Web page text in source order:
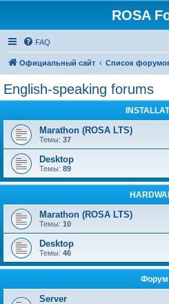
ROSA
FAQ
Официальный сайт Список
English-speaking forums
Marathon (ROSA LTS)
Темы: 37
Desktop
Темы: 89
Marathon (ROSA LTS)
Темы: 10
Desktop
Темы: 46
Форум
Server